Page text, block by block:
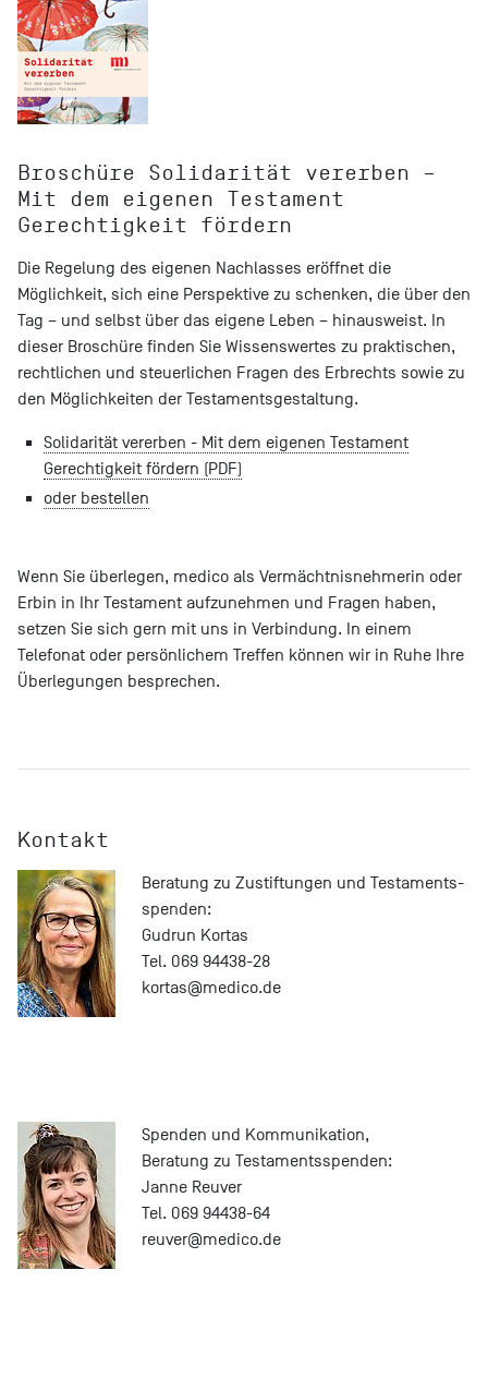
Broschüre Solidarität vererben –
Mit dem eigenen Testament
Gerechtigkeit fördern
Die Regelung des eigenen Nachlasses eröffnet die
Möglichkeit, sich eine Perspektive zu schenken, die über den
Tag – und selbst über das eigene Leben – hinausweist. In
dieser Broschüre finden Sie Wissenswertes zu praktischen,
rechtlichen und steuerlichen Fragen des Erbrechts sowie zu
den Möglichkeiten der Testamentsgestaltung.
Solidarität vererben - Mit dem eigenen Testament
Gerechtigkeit fördern (PDF)
oder bestellen
Wenn Sie überlegen, medico als Vermächtnisnehmerin oder
Erbin in Ihr Testament aufzunehmen und Fragen haben,
setzen Sie sich gern mit uns in Verbindung. In einem
Telefonat oder persönlichem Treffen können wir in Ruhe Ihre
Überlegungen besprechen.
Kontakt
Beratung zu Zustiftungen und Testaments­
spenden:
Gudrun Kortas
Tel. 069 94438-28
kortas@medico.de
Spenden und Kommunikation,
Beratung zu Testamentsspenden:
Janne Reuver
Tel. 069 94438-64
reuver@medico.de